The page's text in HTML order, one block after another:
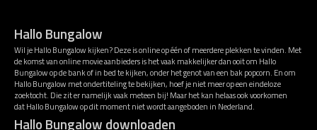
Hallo Bungalow
Wil je Hallo Bungalow kijken? Deze is online op één of meerdere plekken te vinden. Met
de komst van online movie aanbieders is het vaak makkelijker dan ooit om Hallo
Bungalow op de bank of in bed te kijken, onder het genot van een bak popcorn. En om
Hallo Bungalow met ondertiteling te bekijken, hoef je niet meer op een eindeloze
zoektocht. Die zit er namelijk vaak meteen bij! Maar het kan helaas ook voorkomen
dat Hallo Bungalow op dit moment niet wordt aangeboden in Nederland.
Hallo Bungalow downloaden